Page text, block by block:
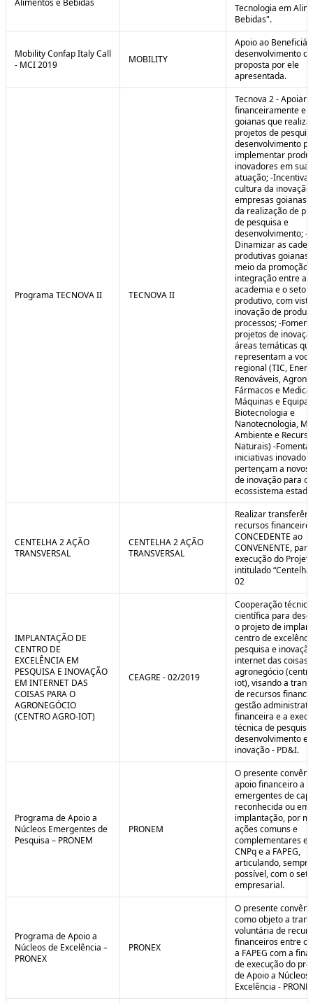
Alimentos e Bebidas
Tecnologia em
Bebidas".
Mobility Confap Italy Call
- MCI 2019
MOBILITY
Apoio ao
desenvolvimento da
proposta por ele
apresentada.
Programa TECNOVA II TECNOVA II
Tecnova 2 - Apoiar
financeiramente
goianas que
projetos de
desenvolvimento
implementar
inovadores em sua
atuação; -
cultura da inovação
empresas goianas
da realização de
de pesquisa e
desenvolvimento; -
Dinamizar as
produtivas goianas
meio da promoção
integração entre a
academia e o setor
produtivo, com
inovação de
processos; -
projetos de
áreas temáticas
representam a
regional (TIC,
Renováveis,
Fármacos e
Máquinas e
Biotecnologia e
Nanotecnologia,
Ambiente e
Naturais) -Fomentar
iniciativas
pertençam a novos
de inovação para o
ecossistema
CENTELHA 2 AÇÃO
TRANSVERSAL
CENTELHA 2 AÇÃO
TRANSVERSAL
Realizar
recursos
CONCEDENTE ao
CONVENENTE,
execução do Projeto
intitulado
02
IMPLANTAÇÃO DE
CENTRO DE
EXCELÊNCIA EM
PESQUISA E INOVAÇÃO
EM INTERNET DAS
COISAS PARA O
AGRONEGÓCIO
(CENTRO AGRO-IOT)
CEAGRE - 02/2019
Cooperação
científica para
o projeto de
centro de
pesquisa e
internet das coisas
agronegócio
iot), visando a
de recursos
gestão
financeira e a
técnica de pesquisa,
desenvolvimento e
inovação - PD&I.
Programa de Apoio a
Núcleos Emergentes de
Pesquisa – PRONEM
PRONEM
O presente
apoio financeiro a
emergentes de
reconhecida ou em
implantação, por
ações comuns e
complementares
CNPq e a FAPEG,
articulando,
possível, com o
empresarial.
Programa de Apoio a
Núcleos de Excelência –
PRONEX
PRONEX
O presente
como objeto a
voluntária de
financeiros entre o
a FAPEG com a
de execução do
de Apoio a Núcleos
Excelência -